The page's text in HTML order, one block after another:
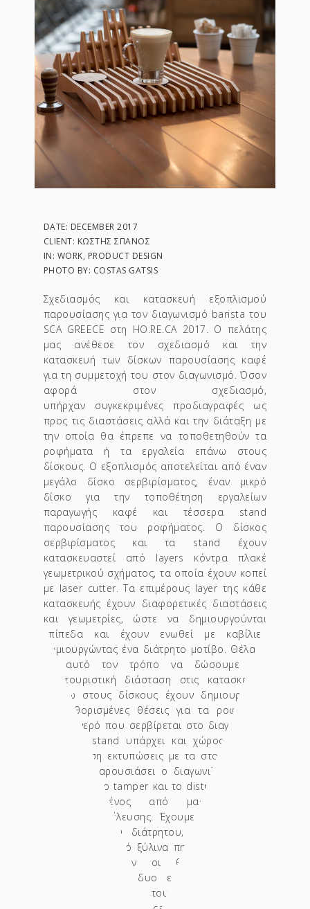
DATE: DECEMBER 2017
CLIENT: ΚΩΣΤΉΣ ΣΠΑΝΌΣ
IN: WORK, PRODUCT DESIGN
PHOTO BY: COSTAS GATSIS
Σχεδιασμός και κατασκευή εξοπλισμού
παρουσίασης για τον διαγωνισμό barista του
SCA GREECE στη HO.RE.CA 2017. Ο πελάτης
μας ανέθεσε τον σχεδιασμό και την
κατασκευή των δίσκων παρουσίασης καφέ
για τη συμμετοχή του στον διαγωνισμό. Όσον
αφορά στον σχεδιασμό,
υπήρχαν συγκεκριμένες προδιαγραφές ως
προς τις διαστάσεις αλλά και την διάταξη με
την οποία θα έπρεπε να τοποθετηθούν τα
ροφήματα ή τα εργαλεία επάνω στους
δίσκους. Ο εξοπλισμός αποτελείται από έναν
μεγάλο δίσκο σερβιρίσματος, έναν μικρό
δίσκο για την τοποθέτηση εργαλείων
παραγωγής καφέ και τέσσερα stand
παρουσίασης του ροφήματος. Ο δίσκος
σερβιρίσματος και τα stand έχουν
κατασκευαστεί από layers κόντρα πλακέ
γεωμετρικού σχήματος, τα οποία έχουν κοπεί
με laser cutter. Τα επιμέρους layer της κάθε
κατασκευής έχουν διαφορετικές διαστάσεις
και γεωμετρίες, ώστε να δημιουργούνται
επίπεδα και έχουν ενωθεί με καβίλιες
δημιουργώντας ένα διάτρητο μοτίβο. Θέλαμε
με αυτό τον τρόπο να δώσουμε μια
φουτουριστική διάσταση στις κατασκευές.
Επάνω στους δίσκους έχουν δημιουργηθεί
προκαθορισμένες θέσεις για τα ροφήματα
και το νερό που σερβίρεται στο διαγωνισμό,
ενώ στα stand υπάρχει και χώρος για την
τοποθέτηση εκτυπώσεις με τα στοιχεία που
θέλει να παρουσιάσει ο διαγωνιζόμενος. Ο
δίσκος για το tamper και το distributor, είναι
κατασκευασμένος από μασίφ ξυλεία
εξωτικής προέλευσης. Έχουμε κρατήσει την
φιλοσοφία του διάτρητου, δημιουργώντας
ένα κάνναβο από ξύλινα πηχάκια πάνω στο
οποία υπάρχουν οι θέσεις για την
τοποθέτηση των δυο εργαλείων. Για την
φωτογράφηση του εξοπλισμού,